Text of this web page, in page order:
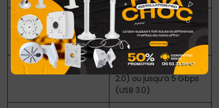
Compatibilité
PC, ordinateurs
portables, consoles,
périphériques USB
Vitesse de transfert
Jusqu’à 480 Mbps (USB
2.0) ou jusqu’à 5 Gbps
(USB 3.0)